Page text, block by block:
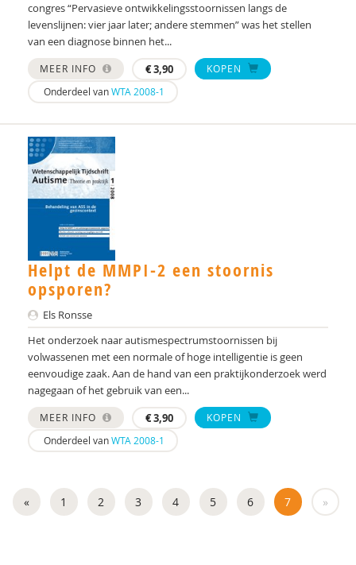
Wilma Denteneer-van der Pasch
Dr.Y. Dijkxhoorn
C.D. Dirksen
Mw. Dr. A.A. Spek
prof. dr. C. de Ruiter
Dhr. dr. J. Heijmens Visser
prof. dr. Rutger-Jan van der Gaag
Prof. Dr. Susan M. Bögels
Mw. Drs. S.G.M. Wouters
Jorieke Duvekot
Annette E. Bonebakker
Mohsen Edrisi
Drs. Francisca J.A. van Steensel
congres “Pervasieve ontwikkelingsstoornissen langs de
levenslijnen: vier jaar later; andere stemmen” was het stellen
van een diagnose binnen het...
MEER INFO €3,90
KOPEN
Onderdeel vanWTA 2008-1
Helpt de MMPI-2 een stoornis
opsporen?
Els Ronsse
Het onderzoek naar autismespectrumstoornissen bij
volwassenen met een normale of hoge intelligentie is geen
eenvoudige zaak. Aan de hand van een praktijkonderzoek werd
nagegaan of het gebruik van een...
MEER INFO €3,90
KOPEN
Onderdeel vanWTA 2008-1
« 1 2 3 4 5 6 7 »